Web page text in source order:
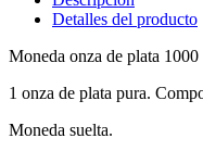
Detalles del producto
Moneda onza de plata
1 onza de plata pura.
Moneda suelta.